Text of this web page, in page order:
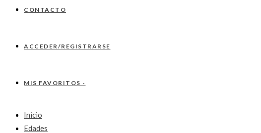
CONTACTO
ACCEDER/REGISTRARSE
MIS FAVORITOS -
Inicio
Edades